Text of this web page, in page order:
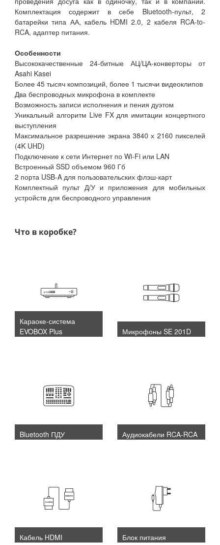
Комплектация содержит в себе Bluetooth-пульт, 2
батарейки типа АА, кабель HDMI 2.0, 2 кабеля RCA-to-
RCA, адаптер питания.
Особенности
Высококачественные 24-битные АЦ/ЦА-конверторы от
Asahi Kasei
Более 45 тысяч композиций, более 1 тысячи видеоклипов
Два беспроводных микрофона в комплекте
Возможность записи исполнения и пения дуэтом
Уникальный алгоритм Live FX для имитации концертного
выступления
Максимальное разрешение экрана 3840 х 2160 пикселей
(4K UHD)
Подключение к сети Интернет по Wi-Fi или LAN
Встроенный SSD объемом 960 Гб
2 порта USB-A для пользовательских флэш-карт
Комплектный пульт Д/У и приложения для мобильных
устройств для беспроводного управления
Что в коробке?
Караоке-система
EVOBOX Plus
Микрофоны SE 201D
Bluetooth ПДУ Аудиокабели RCA-RCA
Кабель HDMI Блок питания